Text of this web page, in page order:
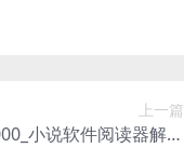
上一篇
小说软件阅读器解除